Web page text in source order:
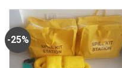
-25%